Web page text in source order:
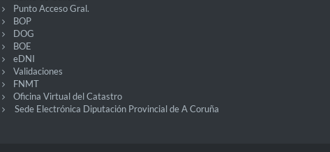
Punto Acceso Gral.
BOP
DOG
BOE
eDNI
Validaciones
FNMT
Oficina Virtual del Catastro
Sede Electrónica Diputación Provincial de A Coruña